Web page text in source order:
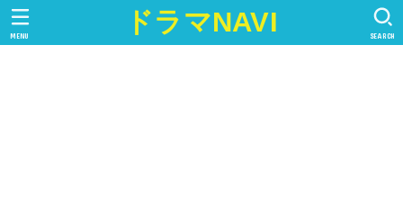
ドラマNAVI SEARCH
MENU